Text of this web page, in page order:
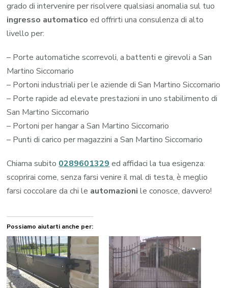
grado di intervenire per risolvere qualsiasi anomalia sul tuo
ingresso automatico ed offrirti una consulenza di alto
livello per:
– Porte automatiche scorrevoli, a battenti e girevoli a San
Martino Siccomario
– Portoni industriali per le aziende di San Martino Siccomario
– Porte rapide ad elevate prestazioni in uno stabilimento di
San Martino Siccomario
– Portoni per hangar a San Martino Siccomario
– Punti di carico per magazzini a San Martino Siccomario
Chiama subito 0289601329 ed affidaci la tua esigenza:
scoprirai come, senza farsi venire il mal di testa, è meglio
farsi coccolare da chi le automazioni le conosce, davvero!
Possiamo aiutarti anche per: